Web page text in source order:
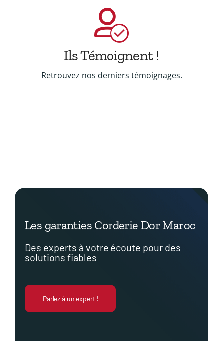
Ils Témoignent !
Retrouvez nos derniers témoignages.
Les garanties Corderie Dor Maroc
Des experts à votre écoute pour des
solutions fiables
Parlez à un expert !